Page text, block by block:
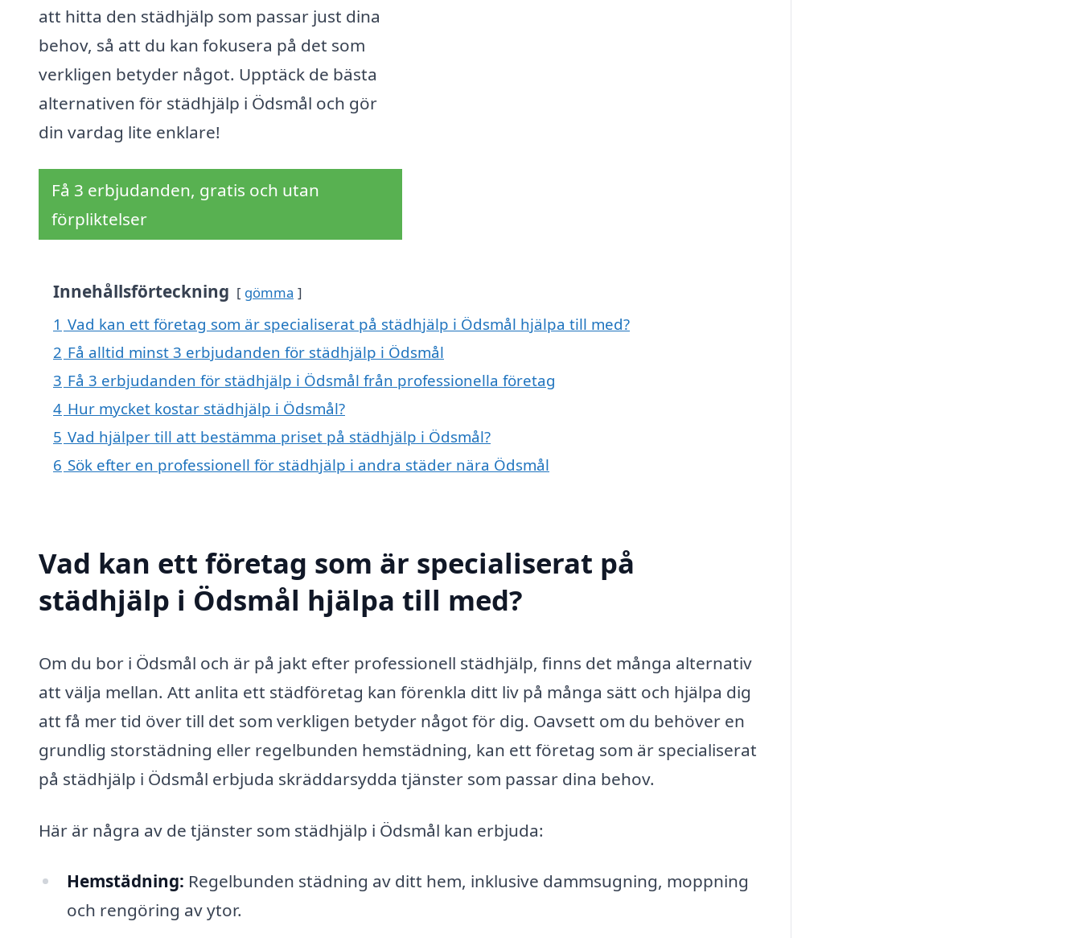
att hitta den städhjälp som passar just dina
behov, så att du kan fokusera på det som
verkligen betyder något. Upptäck de bästa
alternativen för städhjälp i Ödsmål och gör
din vardag lite enklare!
Få 3 erbjudanden, gratis och utan
förpliktelser
Innehållsförteckning gömma
1 Vad kan ett företag som är specialiserat på städhjälp i Ödsmål hjälpa till med?
2 Få alltid minst 3 erbjudanden för städhjälp i Ödsmål
3 Få 3 erbjudanden för städhjälp i Ödsmål från professionella företag
4 Hur mycket kostar städhjälp i Ödsmål?
5 Vad hjälper till att bestämma priset på städhjälp i Ödsmål?
6 Sök efter en professionell för städhjälp i andra städer nära Ödsmål
Vad kan ett företag som är specialiserat på
städhjälp i Ödsmål hjälpa till med?
Om du bor i Ödsmål och är på jakt efter professionell städhjälp, finns det många alternativ
att välja mellan. Att anlita ett städföretag kan förenkla ditt liv på många sätt och hjälpa dig
att få mer tid över till det som verkligen betyder något för dig. Oavsett om du behöver en
grundlig storstädning eller regelbunden hemstädning, kan ett företag som är specialiserat
på städhjälp i Ödsmål erbjuda skräddarsydda tjänster som passar dina behov.
Här är några av de tjänster som städhjälp i Ödsmål kan erbjuda:
Hemstädning: Regelbunden städning av ditt hem, inklusive dammsugning, moppning
och rengöring av ytor.